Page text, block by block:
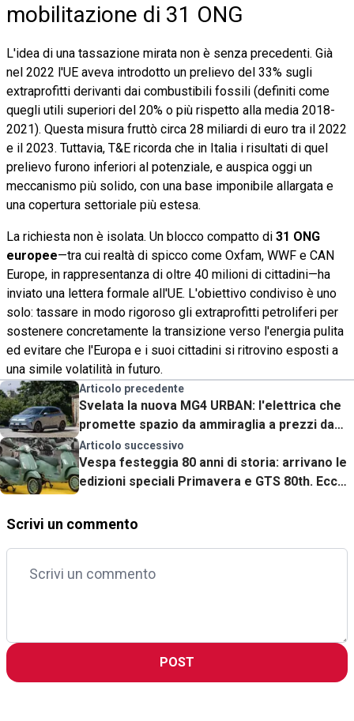
mobilitazione di 31 ONG
L'idea di una tassazione mirata non è senza precedenti. Già
nel 2022 l'UE aveva introdotto un prelievo del 33% sugli
extraprofitti derivanti dai combustibili fossili (definiti come
quegli utili superiori del 20% o più rispetto alla media 2018-
2021). Questa misura fruttò circa 28 miliardi di euro tra il 2022
e il 2023. Tuttavia, T&E ricorda che in Italia i risultati di quel
prelievo furono inferiori al potenziale, e auspica oggi un
meccanismo più solido, con una base imponibile allargata e
una copertura settoriale più estesa.
La richiesta non è isolata. Un blocco compatto di 31 ONG
europee—tra cui realtà di spicco come Oxfam, WWF e CAN
Europe, in rappresentanza di oltre 40 milioni di cittadini—ha
inviato una lettera formale all'UE. L'obiettivo condiviso è uno
solo: tassare in modo rigoroso gli extraprofitti petroliferi per
sostenere concretamente la transizione verso l'energia pulita
ed evitare che l'Europa e i suoi cittadini si ritrovino esposti a
una simile volatilità in futuro.
Articolo precedente
Svelata la nuova MG4 URBAN: l'elettrica che
promette spazio da ammiraglia a prezzi da
citycar
Articolo successivo
Vespa festeggia 80 anni di storia: arrivano le
edizioni speciali Primavera e GTS 80th. Ecco i
Scrivi un commento
POST